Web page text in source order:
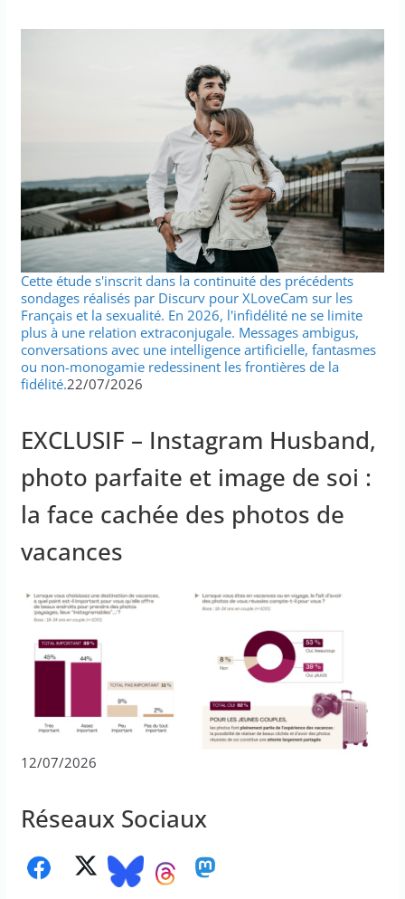
Cette étude s'inscrit dans la continuité des précédents
sondages réalisés par Discurv pour XLoveCam sur les
Français et la sexualité. En 2026, l'infidélité ne se limite
plus à une relation extraconjugale. Messages ambigus,
conversations avec une intelligence artificielle, fantasmes
ou non-monogamie redessinent les frontières de la
fidélité.22/07/2026
EXCLUSIF – Instagram Husband,
photo parfaite et image de soi :
la face cachée des photos de
vacances
12/07/2026
Réseaux Sociaux